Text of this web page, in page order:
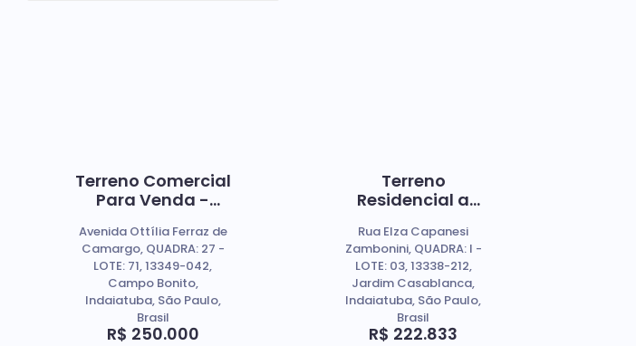
Terreno Comercial
Para Venda -
Bonito, Indaiatuba
SP.
R$ 250.000
Avenida Ottília Ferraz de
Camargo, QUADRA: 27 -
LOTE: 71, 13349-042,
Campo Bonito,
Indaiatuba, São Paulo,
Brasil
Terreno
Residencial a
Casablanca,
Indaiatuba SP.
R$ 222.833
Rua Elza Capanesi
Zambonini, QUADRA: I -
LOTE: 03, 13338-212,
Jardim Casablanca,
Indaiatuba, São Paulo,
Brasil